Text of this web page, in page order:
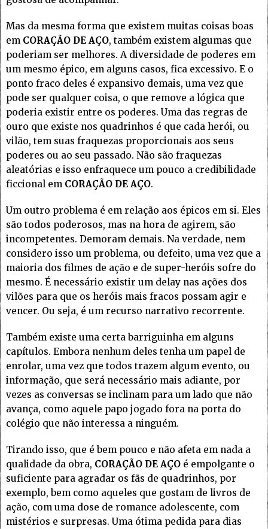
Mas da mesma forma que existem muitas coisas boas
em CORAÇÃO DE AÇO, também existem algumas que
poderiam ser melhores. A diversidade de poderes em
um mesmo épico, em alguns casos, fica excessivo. E o
ponto fraco deles é expansivo demais, uma vez que
pode ser qualquer coisa, o que remove a lógica que
poderia existir entre os poderes. Uma das regras de
ouro que existe nos quadrinhos é que cada herói, ou
vilão, tem suas fraquezas proporcionais aos seus
poderes ou ao seu passado. Não são fraquezas
aleatórias e isso enfraquece um pouco a credibilidade
ficcional em CORAÇÃO DE AÇO.
Um outro problema é em relação aos épicos em si. Eles
são todos poderosos, mas na hora de agirem, são
incompetentes. Demoram demais. Na verdade, nem
considero isso um problema, ou defeito, uma vez que a
maioria dos filmes de ação e de super-heróis sofre do
mesmo. É necessário existir um delay nas ações dos
vilões para que os heróis mais fracos possam agir e
vencer. Ou seja, é um recurso narrativo recorrente.
Também existe uma certa barriguinha em alguns
capítulos. Embora nenhum deles tenha um papel de
enrolar, uma vez que todos trazem algum evento, ou
informação, que será necessário mais adiante, por
vezes as conversas se inclinam para um lado que não
avança, como aquele papo jogado fora na porta do
colégio que não interessa a ninguém.
Tirando isso, que é bem pouco e não afeta em nada a
qualidade da obra, CORAÇÃO DE AÇO é empolgante o
suficiente para agradar os fãs de quadrinhos, por
exemplo, bem como aqueles que gostam de livros de
ação, com uma dose de romance adolescente, com
mistérios e surpresas. Uma ótima pedida para dias